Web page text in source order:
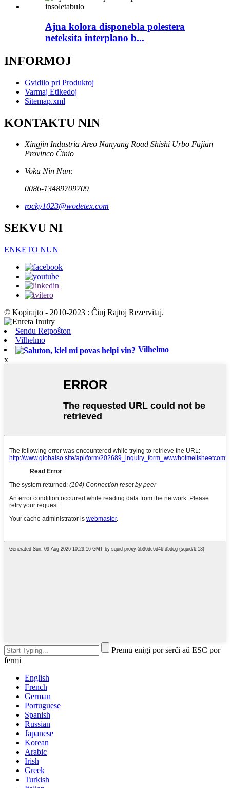
Ajna kolora disponebla polestera
neteksita interplano b...
INFORMOJ
Gvidilo pri Produktoj
Varmaj Etikedoj
Sitemap.xml
KONTAKTU NIN
Xingjin Industria Areo Nanyang Road Shishi Urbo Fujian
Provinco Ĉinio
Voku Nin Nun:
0086-13489709709
rocky1023@wodetex.com
SEKVU NI
ENKETO NUN
© Kopirajto - 2010-2023 : Ĉiuj Rajtoj Rezervitaj.
Sendu Retpoŝton
Vilhelmo
Vilhelmo
x
Premu enigi por serĉi aŭ ESC por
fermi
English
French
German
Portuguese
Spanish
Russian
Japanese
Korean
Arabic
Irish
Greek
Turkish